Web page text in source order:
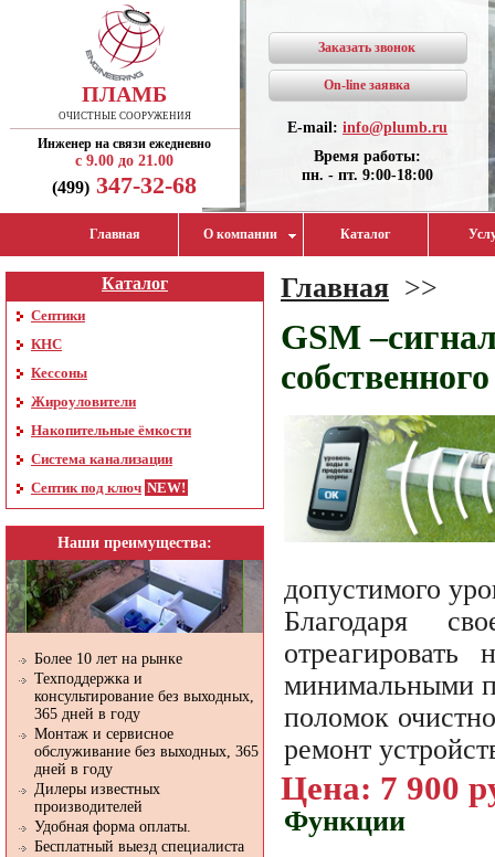
ПЛАМБ
ОЧИСТНЫЕ СООРУЖЕНИЯ
Инженер на связи ежедневно
с 9.00 до 21.00
(499) 347-32-68
Заказать звонок
On-line заявка
E-mail: info@plumb.ru
Время работы:
пн. - пт. 9:00-18:00
Главная О компании Каталог
Каталог
Септики
КНС
Кессоны
Жироуловители
Накопительные ёмкости
Система канализации
Септик под ключ
Наши преимущества:
Более 10 лет на рынке
Техподдержка и
консультирование без выходных,
365 дней в году
Монтаж и сервисное
обслуживание без выходных, 365
дней в году
Дилеры известных
производителей
Удобная форма оплаты.
Бесплатный выезд специалиста
Главная >>
GSM
допустимого
Благодаря
минимальными
поломок
ремонт
Цена: 7 900
Функции